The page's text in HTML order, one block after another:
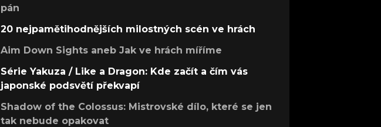
pán
20 nejpamětihodnějších milostných scén ve hrách
Aim Down Sights aneb Jak ve hrách míříme
Série Yakuza / Like a Dragon: Kde začít a čím vás
japonské podsvětí překvapí
Shadow of the Colossus: Mistrovské dílo, které se jen
tak nebude opakovat